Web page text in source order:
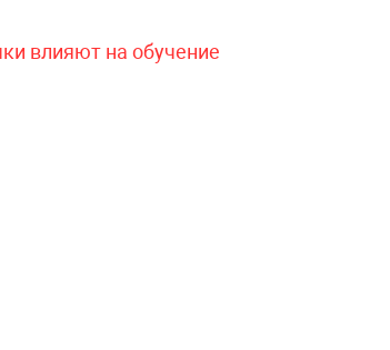
влияют на обучение